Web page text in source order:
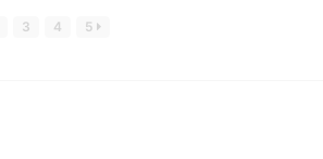
3 4 5